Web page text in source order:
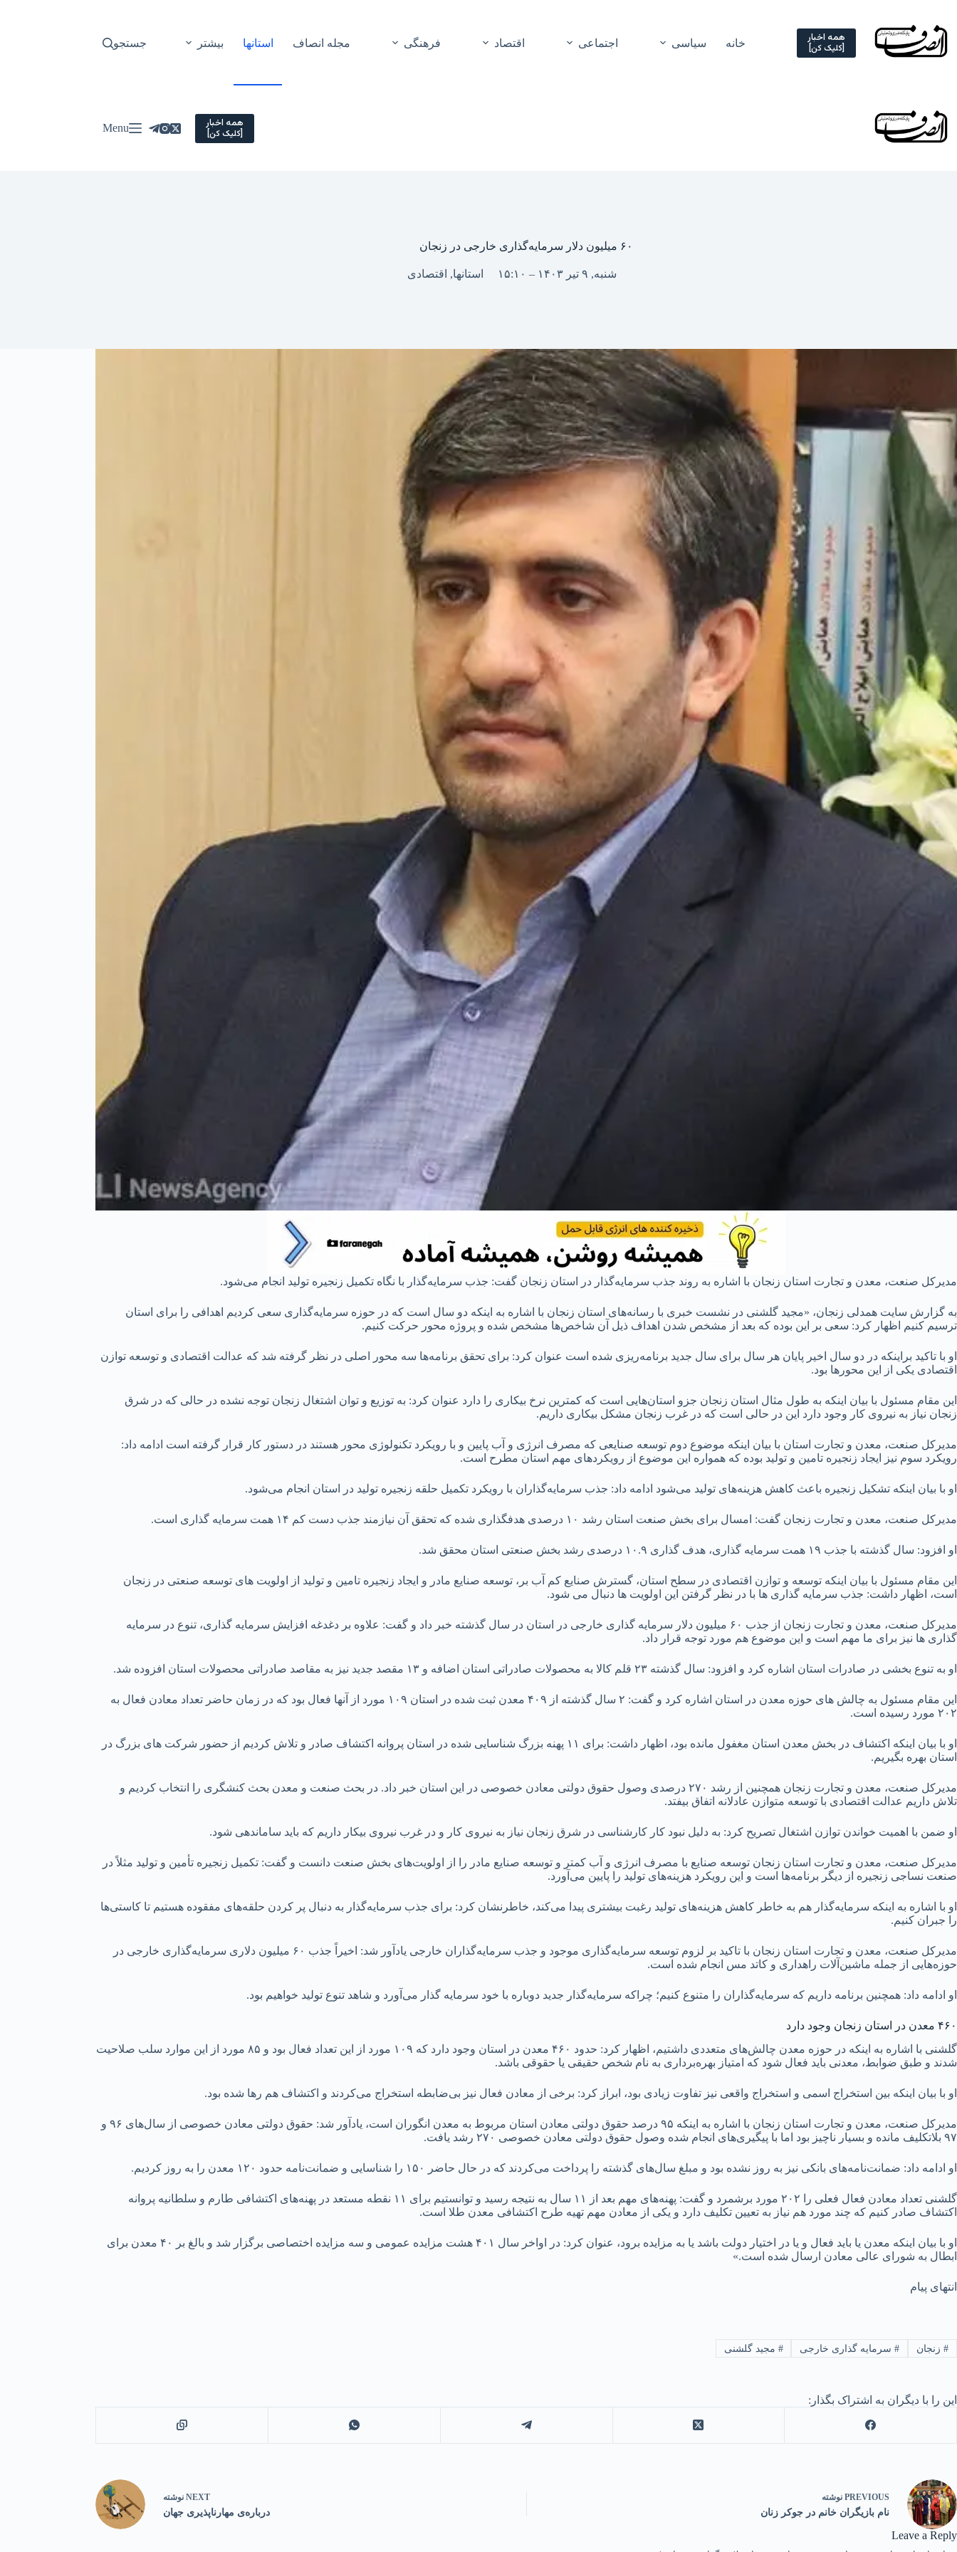
content
همه اخبار
[کلیک کن] خانه سیاسی اجتماعی اقتصاد فرهنگی مجله انصاف استانها بیشتر جستجو
همه اخبار
[کلیک کن] Menu
۶۰ میلیون دلار سرمایه‌گذاری خارجی در زنجان
شنبه, ۹ تیر ۱۴۰۳ – ۱۵:۱۰ استانها, اقتصادی
مدیرکل صنعت، معدن و تجارت استان زنجان با اشاره به روند جذب سرمایه‌گذار در استان زنجان گفت: جذب سرمایه‌گذار با نگاه تکمیل زنجیره تولید انجام می‌شود.
به گزارش سایت همدلی‌ زنجان، «مجید گلشنی در نشست خبری با رسانه‌های استان زنجان با اشاره به اینکه دو سال است که در حوزه سرمایه‌گذاری سعی کردیم اهدافی را برای استان
ترسیم کنیم اظهار کرد: سعی بر این بوده که بعد از مشخص شدن اهداف ذیل آن شاخص‌ها مشخص شده و پروژه محور حرکت کنیم.
او با تاکید براینکه در دو سال اخیر پایان هر سال برای سال جدید برنامه‌ریزی شده است عنوان کرد: برای تحقق برنامه‌‌ها سه محور اصلی در نظر گرفته شد که عدالت اقتصادی و توسعه توازن
اقتصادی یکی از این محورها بود.
این مقام مسئول با بیان اینکه به طول مثال استان زنجان جزو استان‌هایی است که کمترین نرخ بیکاری را دارد عنوان کرد: به توزیع و توان اشتغال زنجان توجه نشده در حالی که در شرق
زنجان نیاز به نیروی کار وجود دارد این در حالی است که در غرب زنجان مشکل بیکاری داریم.
مدیرکل صنعت، معدن و تجارت استان با بیان اینکه موضوع دوم توسعه صنایعی که مصرف انرژی و آب پایین و با رویکرد تکنولوژی محور هستند در دستور کار قرار گرفته است ادامه داد:
رویکرد سوم نیز ایجاد زنجیره تامین و تولید بوده که همواره این موضوع از رویکردهای مهم استان مطرح است.
او با بیان اینکه تشکیل زنجیره باعث کاهش هزینه‌های تولید می‌شود ادامه داد: جذب سرمایه‌گذاران با رویکرد تکمیل حلقه زنجیره تولید در استان انجام می‌شود.
مدیرکل صنعت، معدن و تجارت زنجان گفت: امسال برای بخش صنعت استان رشد ۱۰ درصدی هدفگذاری شده که تحقق آن نیازمند جذب دست کم ۱۴ همت سرمایه گذاری است.
او افزود: سال گذشته با جذب ۱۹ همت سرمایه گذاری، هدف گذاری ۱۰.۹ درصدی رشد بخش صنعتی استان محقق شد.
این مقام مسئول با بیان اینکه توسعه و توازن اقتصادی در سطح استان، گسترش صنایع کم آب بر، توسعه صنایع مادر و ایجاد زنجیره تامین و تولید از اولویت های توسعه صنعتی در زنجان
است، اظهار داشت: جذب سرمایه گذاری ها با در نظر گرفتن این اولویت ها دنبال می شود.
مدیرکل صنعت، معدن و تجارت زنجان از جذب ۶۰ میلیون دلار سرمایه گذاری خارجی در استان در سال گذشته خبر داد و گفت: علاوه بر دغدغه افزایش سرمایه گذاری، تنوع در سرمایه
گذاری ها نیز برای ما مهم است و این موضوع هم مورد توجه قرار داد.
او به تنوع بخشی در صادرات استان اشاره کرد و افزود: سال گذشته ۲۳ قلم کالا به محصولات صادراتی استان اضافه و ۱۳ مقصد جدید نیز به مقاصد صادراتی محصولات استان افزوده شد.
این مقام مسئول به چالش های حوزه معدن در استان اشاره کرد و گفت: ۲ سال گذشته از ۴۰۹ معدن ثبت شده در استان ۱۰۹ مورد از آنها فعال بود که در زمان حاضر تعداد معادن فعال به
۲۰۲ مورد رسیده است.
او با بیان اینکه اکتشاف در بخش معدن استان مغفول مانده بود، اظهار داشت: برای ۱۱ پهنه بزرگ شناسایی شده در استان پروانه اکتشاف صادر و تلاش کردیم از حضور شرکت های بزرگ در
استان بهره بگیریم.
مدیرکل صنعت، معدن و تجارت زنجان همچنین از رشد ۲۷۰ درصدی وصول حقوق دولتی معادن خصوصی در این استان خبر داد. در بحث صنعت و معدن بحث کنشگری را انتخاب کردیم و
تلاش داریم عدالت اقتصادی با توسعه متوازن عادلانه اتفاق بیفتد.
او ضمن با اهمیت خواندن توازن اشتغال تصریح کرد: به دلیل نبود کار کارشناسی در شرق زنجان نیاز به نیروی کار و در غرب نیروی بیکار داریم که باید ساماندهی شود.
مدیرکل صنعت، معدن و تجارت استان زنجان توسعه صنایع با مصرف انرژی و آب کمتر و توسعه صنایع مادر را از اولویت‌های بخش صنعت دانست و گفت: تکمیل زنجیره تأمین و تولید مثلاً در
صنعت نساجی زنجیره از دیگر برنامه‌ها است و این رویکرد هزینه‌های تولید را پایین می‌آورد.
او با اشاره به اینکه سرمایه‌گذار هم به خاطر کاهش هزینه‌های تولید رغبت بیشتری پیدا می‌کند، خاطرنشان کرد: برای جذب سرمایه‌گذار به دنبال پر کردن حلقه‌های مفقوده هستیم تا کاستی‌ها
را جبران کنیم.
مدیرکل صنعت، معدن و تجارت استان زنجان با تاکید بر لزوم توسعه سرمایه‌گذاری موجود و جذب سرمایه‌گذاران خارجی یادآور شد: اخیراً جذب ۶۰ میلیون دلاری سرمایه‌گذاری خارجی در
حوزه‌هایی از جمله ماشین‌آلات راهداری و کاتد مس انجام شده است.
او ادامه داد: همچنین برنامه داریم که سرمایه‌گذاران را متنوع کنیم؛ چراکه سرمایه‌گذار جدید دوباره با خود سرمایه گذار می‌آورد و شاهد تنوع تولید خواهیم بود.
۴۶۰ معدن در استان زنجان وجود دارد
گلشنی با اشاره به اینکه در حوزه معدن چالش‌های متعددی داشتیم، اظهار کرد: حدود ۴۶۰ معدن در استان وجود دارد که ۱۰۹ مورد از این تعداد فعال بود و ۸۵ مورد از این موارد سلب صلاحیت
شدند و طبق ضوابط، معدنی باید فعال شود که امتیاز بهره‌برداری به نام شخص حقیقی یا حقوقی باشد.
او با بیان اینکه بین استخراج اسمی و استخراج واقعی نیز تفاوت زیادی بود، ابراز کرد: برخی از معادن فعال نیز بی‌ضابطه استخراج می‌کردند و اکتشاف هم رها شده بود.
مدیرکل صنعت، معدن و تجارت استان زنجان با اشاره به اینکه ۹۵ درصد حقوق دولتی معادن استان مربوط به معدن انگوران است، یادآور شد: حقوق دولتی معادن خصوصی از سال‌های ۹۶ و
۹۷ بلاتکلیف مانده و بسیار ناچیز بود اما با پیگیری‌های انجام شده وصول حقوق دولتی معادن خصوصی ۲۷۰ رشد یافت.
او ادامه داد: ضمانت‌نامه‌های بانکی نیز به روز نشده بود و مبلغ سال‌های گذشته را پرداخت می‌کردند که در حال حاضر ۱۵۰ را شناسایی و ضمانت‌نامه حدود ۱۲۰ معدن را به روز کردیم.
گلشنی تعداد معادن فعال فعلی را ۲۰۲ مورد برشمرد و گفت: پهنه‌های مهم بعد از ۱۱ سال به نتیجه رسید و توانستیم برای ۱۱ نقطه مستعد در پهنه‌های اکتشافی طارم و سلطانیه پروانه
اکتشاف صادر کنیم که چند مورد هم نیاز به تعیین تکلیف دارد و یکی از معادن مهم تهیه طرح اکتشافی معدن طلا است.
او با بیان اینکه معدن یا باید فعال و یا در اختیار دولت باشد یا به مزایده برود، عنوان کرد: در اواخر سال ۴۰۱ هشت مزایده عمومی و سه مزایده اختصاصی برگزار شد و بالغ بر ۴۰ معدن برای
ابطال به شورای عالی معادن ارسال شده است.»
انتهای پیام
#زنجان #سرمایه گذاری خارجی # مجید گلشنی
این را با دیگران به اشتراک بگذار:
PREVIOUS نوشته
نام بازیگران خانم در جوکر زنان
NEXT نوشته
درباره‌ی مهارناپذیری جهان
Leave a Reply